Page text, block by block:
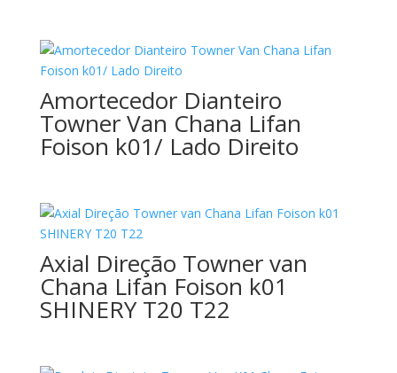
Amortecedor Dianteiro
Towner Van Chana Lifan
Foison k01/ Lado Direito
Axial Direção Towner van
Chana Lifan Foison k01
SHINERY T20 T22